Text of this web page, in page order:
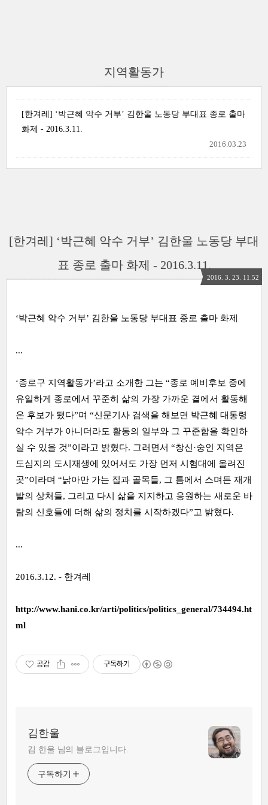
지역활동가
[한겨레] ‘박근혜 악수 거부’ 김한울 노동당 부대표 종로 출마
화제 - 2016.3.11.
2016.03.23
[한겨레] ‘박근혜 악수 거부’ 김한울 노동당 부대
표 종로 출마 화제 - 2016.3.11.
2016. 3. 23. 11:52
‘박근혜 악수 거부’ 김한울 노동당 부대표 종로 출마 화제
...
‘종로구 지역활동가’라고 소개한 그는 “종로 예비후보 중에
유일하게 종로에서 꾸준히 삶의 가장 가까운 곁에서 활동해
온 후보가 됐다”며 “신문기사 검색을 해보면 박근혜 대통령
악수 거부가 아니더라도 활동의 일부와 그 꾸준함을 확인하
실 수 있을 것”이라고 밝혔다. 그러면서 “창신·숭인 지역은
도심지의 도시재생에 있어서도 가장 먼저 시험대에 올려진
곳”이라며 “낡아만 가는 집과 골목들, 그 틈에서 스며든 재개
발의 상처들, 그리고 다시 삶을 지지하고 응원하는 새로운 바
람의 신호들에 더해 삶의 정치를 시작하겠다”고 밝혔다.
...
2016.3.12. - 한겨레
http://www.hani.co.kr/arti/politics/politics_general/734494.ht
ml
공감 구독하기
김한울
김 한울 님의 블로그입니다.
구독하기